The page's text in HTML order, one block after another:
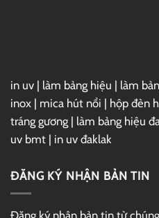
in uv | làm bảng hiệu | làm
inox | mica hút nổi | hộp đèn
tráng gương | làm bảng hiệu
uv bmt | in uv đaklak
ĐĂNG KÝ NHẬN BẢN TIN
Đăng ký nhận bản tin từ